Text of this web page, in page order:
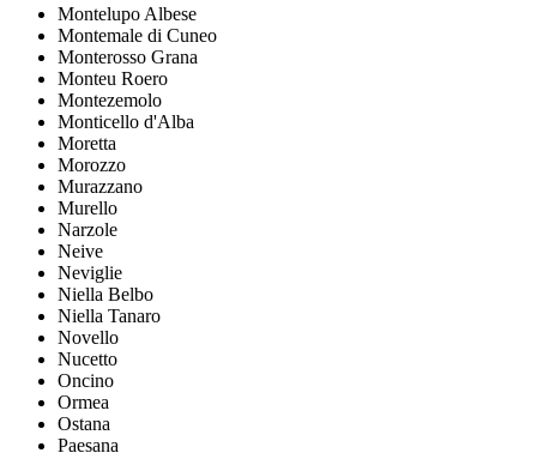
Montelupo Albese
Montemale di Cuneo
Monterosso Grana
Monteu Roero
Montezemolo
Monticello d'Alba
Moretta
Morozzo
Murazzano
Murello
Narzole
Neive
Neviglie
Niella Belbo
Niella Tanaro
Novello
Nucetto
Oncino
Ormea
Ostana
Paesana